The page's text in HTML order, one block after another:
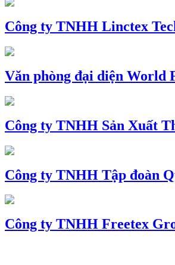
Công ty TNHH Linctex
Văn phòng đại diện World
Công ty TNHH Sản Xuất
Công ty TNHH Tập đoàn
Công ty TNHH Freetex